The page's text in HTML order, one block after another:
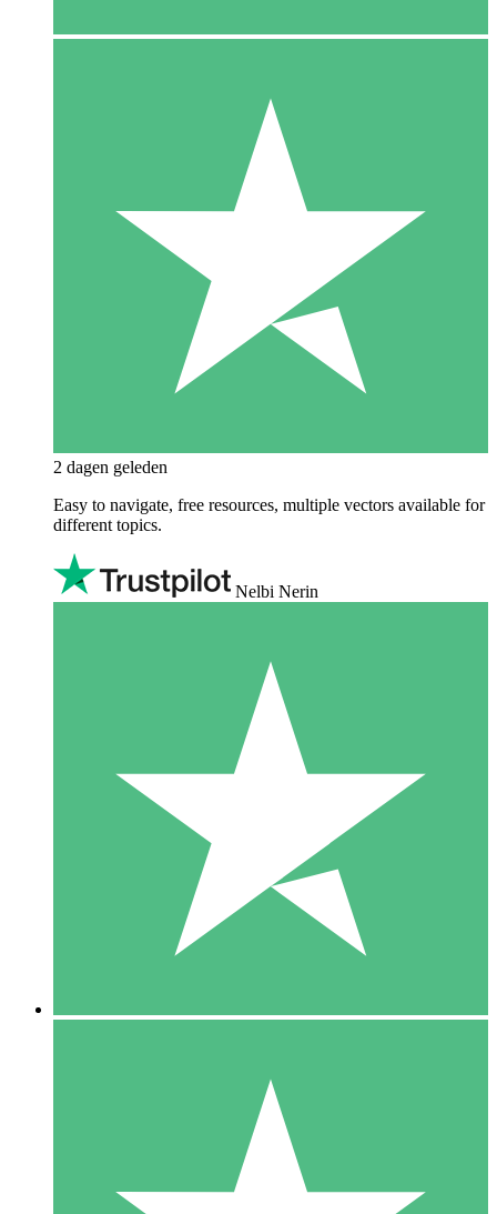
2 dagen geleden
Easy to navigate, free resources, multiple vectors available for
different topics.
Nelbi Nerin